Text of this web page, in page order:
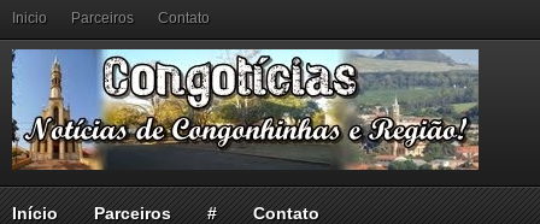
Inicio Parceiros Contato
Início Parceiros # Contato